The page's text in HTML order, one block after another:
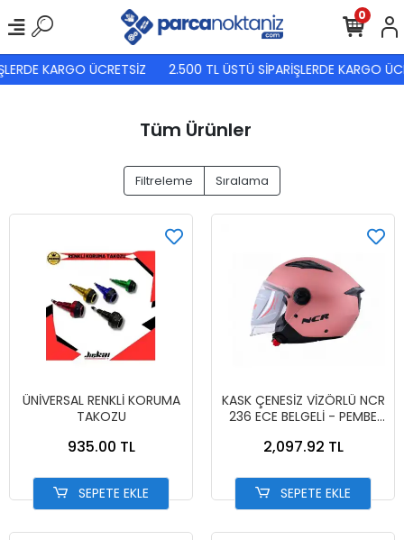
KARGO ÜCRETSİZ 2.500 TL ÜSTÜ SİPARİŞLERDE KARGO
0
Tüm Ürünler
Filtreleme Sıralama
ÜNİVERSAL RENKLİ KORUMA
TAKOZU
935.00 TL
SEPETE EKLE
KASK ÇENESİZ VİZÖRLÜ NCR
236 ECE BELGELİ - PEMBE
2,097.92 TL
SEPETE EKLE